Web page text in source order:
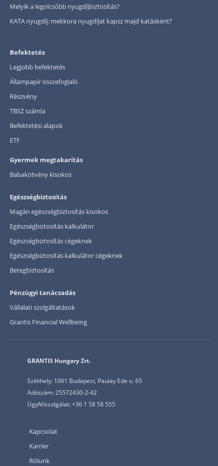
Melyik a legolcsóbb nyugdíjbiztosítás?
KATA nyugdíj: mekkora nyugdíjat kapsz majd katásként?
Befektetés
Legjobb befektetés
Állampapír összefoglaló
Részvény
TBSZ számla
Befektetési alapok
ETF
Gyermek megtakarítás
Babakötvény kisokos
Egészségbiztosítás
Magán egészségbiztosítás kisokos
Egészségbiztosítás kalkulátor
Egészségbiztosítás cégeknek
Egészségbiztosítás kalkulátor cégeknek
Betegbiztosítás
Pénzügyi tanácsadás
Vállalati szolgáltatások
Grantis Financial Wellbeing
GRANTIS Hungary Zrt.
Székhely: 1061 Budapest, Paulay Ede u. 65
Adószám: 25572430-2-42
Ügyfélszolgálat: +36 1 58 58 555
Kapcsolat
Karrier
Rólunk